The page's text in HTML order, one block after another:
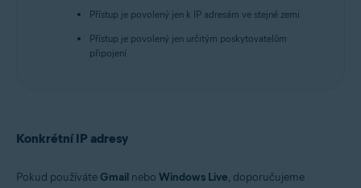
Přístup je povolený jen k IP adresám ve stejné zemi
Přístup je povolený jen určitým poskytovatelům
připojení
Konkrétní IP adresy
Pokud používáte Gmail nebo Windows Live, doporučujeme